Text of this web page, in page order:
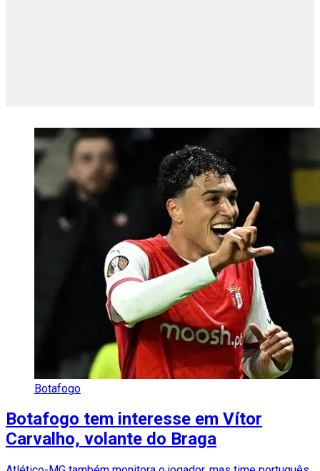
Botafogo
Botafogo tem interesse em Vítor
Carvalho, volante do Braga